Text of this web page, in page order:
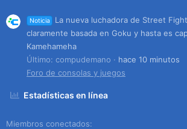
Noticia
La nueva luchadora de Street
claramente basada en Goku y hasta es
Kamehameha
Último: compudemano
hace 10 minutos
Foro de consolas y juegos
Estadísticas en línea
Miembros conectados